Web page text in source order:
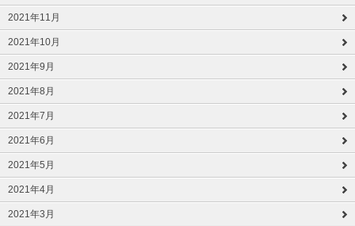
2021年11月
2021年10月
2021年9月
2021年8月
2021年7月
2021年6月
2021年5月
2021年4月
2021年3月